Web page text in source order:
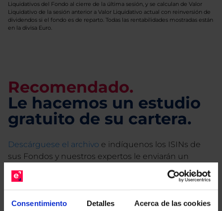
Consentimiento Detalles Acerca de las cookies
Liquidativos del Fondo al cierre de la última sesión, y se calculan de Valor
Liquidativo de la sesión anterior a Valor Liquidativo actual con reinversión de
dividendos si el fondo es de reparto. Todas las rentabilidades mostradas están
en la divisa Euro.
Recomendado.
Le hacemos un estudio
gratuito de su cartera.
Descárguese el archivo e indíquenos los ISINs de
sus Fondos y nuestros expertos le enviarán un
estudio gratuito de sus alternativas de Clases
Limpias con las que podrá ahorrar en sus costes.